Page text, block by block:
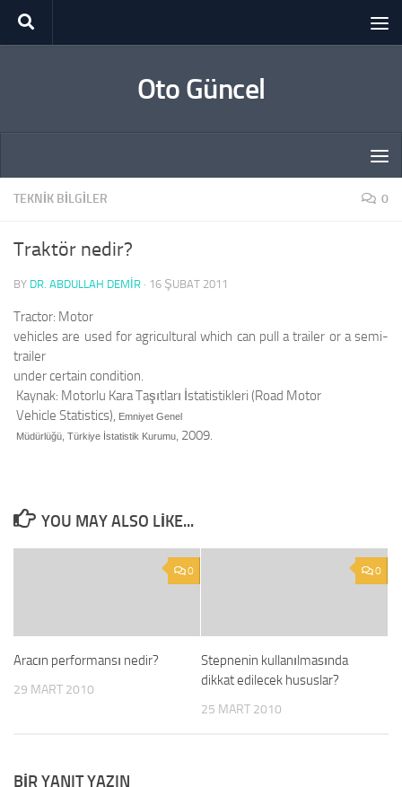
Skip to content
Oto Güncel
TEKNIK BILGILER 0
Traktör nedir?
BY DR. ABDULLAH DEMİR · 16 ŞUBAT 2011
Tractor: Motor
vehicles are used for agricultural which can pull a trailer or a semi-
trailer
under certain condition.
Kaynak: Motorlu Kara Taşıtları İstatistikleri (Road Motor
Vehicle Statistics), Emniyet Genel
Müdürlüğü, Türkiye İstatistik Kurumu, 2009.
YOU MAY ALSO LIKE...
0
Aracın performansı nedir?
29 MART 2010
0
Stepnenin kullanılmasında
dikkat edilecek hususlar?
25 MART 2010
BIR YANIT YAZIN